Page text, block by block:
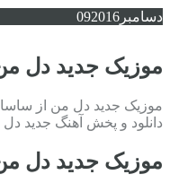
دسامبر 092016
موزیک جدید دل
موزیک جدید دل من از
دانلود و پخش آهنگ جدید
موزیک جدید دل